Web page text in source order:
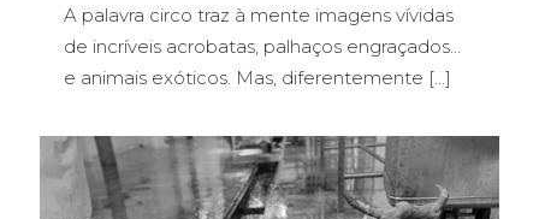
A palavra circo traz à mente imagens vívidas
de incríveis acrobatas, palhaços engraçados…
e animais exóticos. Mas, diferentemente […]